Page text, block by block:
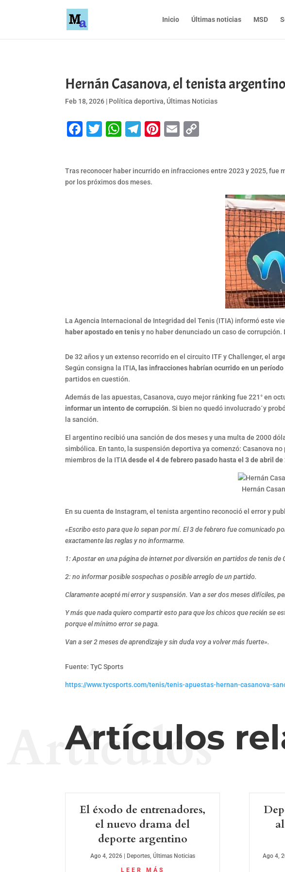
Inicio Últimas noticias MSD
Hernán Casanova, el tenista
Feb 18, 2026 | Política deportiva, Últimas Noticias
Facebook
Twitter
WhatsApp
Telegram
Pinterest
Email
Tras reconocer haber incurrido en infracciones entre 2023 y 2025,
por los próximos dos meses.
La Agencia Internacional de Integridad del Tenis (ITIA) informó este
haber apostado en tenisy no haber denunciado un caso de
De 32 años y un extenso recorrido en el circuito ITF y Challenger, el
Según consigna la ITIA, las infracciones habrían ocurrido en un
partidos en cuestión.
Además de las apuestas, Casanova, cuyo mejor ránking fue 221° en
informar un intento de corrupción. Si bien no quedó involucrado´y
la sanción.
El argentino recibió una sanción de dos meses y una multa de 2000
simbólica. En tanto, la suspensión deportiva ya comenzó: Casanova
miembros de la ITIAdesde el 4 de febrero pasado hasta el 3 de abril de
Hernán
En su cuenta de Instagram, el tenista argentino reconoció el error y
«Escribo esto para que lo sepan por mí. El 3 de febrero fue comunicado
exactamente las reglas y no informarme.
1: Apostar en una página de internet por diversión en partidos de tenis de
2: no informar posible sospechas o posible arreglo de un partido.
Claramente acepté mi error y suspensión. Van a ser dos meses difíciles,
Y más que nada quiero compartir esto para que los chicos que recién se
porque el mínimo error se paga.
Van a ser 2 meses de aprendizaje y sin duda voy a volver más fuerte».
Fuente: TyC Sports
https://www.tycsports.com/tenis/tenis-apuestas-hernan-casanova-
Artículos
Artículos
El éxodo de entrenadores,
el nuevo drama del
deporte argentino
Ago 4, 2026| Deportes, Últimas Noticias
LEER MÁS
Ago 4,